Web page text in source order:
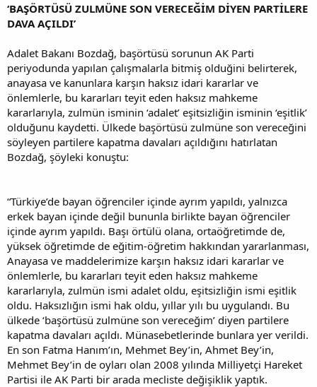
‘BAŞÖRTÜSÜ ZULMÜNE SON VERECEĞİM DİYEN PARTİLERE
DAVA AÇILDI’
Adalet Bakanı Bozdağ, başörtüsü sorunun AK Parti
periyodunda yapılan çalışmalarla bitmiş olduğini belirterek,
anayasa ve kanunlara karşın haksız idari kararlar ve
önlemlerle, bu kararları teyit eden haksız mahkeme
kararlarıyla, zulmün isminin ‘adalet’ eşitsizliğin isminin ‘eşitlik’
olduğunu kaydetti. Ülkede başörtüsü zulmüne son vereceğini
söyleyen partilere kapatma davaları açıldığını hatırlatan
Bozdağ, şöyleki konuştu:
“Türkiye’de bayan öğrenciler içinde ayrım yapıldı, yalnızca
erkek bayan içinde değil bununla birlikte bayan öğrenciler
içinde ayrım yapıldı. Başı örtülü olana, ortaöğretimde de,
yüksek öğretimde de eğitim-öğretim hakkından yararlanması,
Anayasa ve maddelerimize karşın haksız idari kararlar ve
önlemlerle, bu kararları teyit eden haksız mahkeme
kararlarıyla, zulmün ismi adalet oldu, eşitsizliğin ismi eşitlik
oldu. Haksızlığın ismi hak oldu, yıllar yılı bu uygulandı. Bu
ülkede ‘başörtüsü zulmüne son vereceğim’ diyen partilere
kapatma davaları açıldı. Münasebetlerinde bunlara yer verildi.
En son Fatma Hanım’ın, Mehmet Bey’in, Ahmet Bey’in,
Mehmet Bey’in de oyları olan 2008 yılında Milliyetçi Hareket
Partisi ile AK Parti bir arada mecliste değişiklik yaptık.